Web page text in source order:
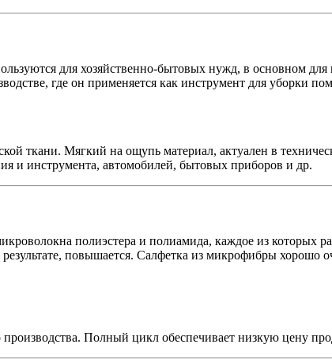
для хозяйственно-бытовых нужд, в основном
где он применяется как инструмент для
ткани. Мягкий на ощупь материал, актуален в
и инструмента, автомобилей, бытовых приборов и др.
полиэстера и полиамида, каждое из которых
повышается. Салфетка из микрофибры хорошо
Полный цикл обеспечивает низкую цену